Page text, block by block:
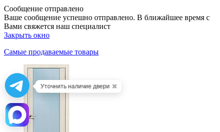
Сообщение отправлено
Ваше сообщение успешно отправлено. В ближайшее время с
Вами свяжется наш специалист
Закрыть окно
Самые продаваемые товары
Уточнить наличие двери ✖